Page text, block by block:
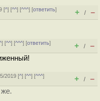
[^] [^^] [^^^] [ответить]
+ / –
] [^^] [^^^] [ответить]
+ / –
2019 [^] [^^] [^^^]
+ / –